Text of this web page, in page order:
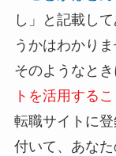
し」と記載し
うかはわかりま
そのようなとき
トを活用する
転職サイトに
付いて、あな